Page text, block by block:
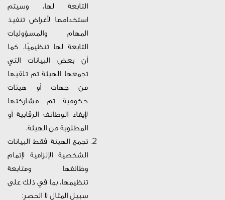
التابعة لها، وسيتم
استخدامها لأغراض تنفيذ
المهام والمسؤوليات
التابعة لها تنظيميًا، كما
أن بعض البيانات التي
تجمعها الهيئة تم تلقيها
من جهات أو هيئات
حكومية تم مشاركتها
لإيفاء الوظائف الرقابية أو
المطلوبة من الهيئة.
تجمع الهيئة فقط البيانات
الشخصية الإلزامية لإتمام
وظائفها ومتابعة
تنظيمها، بما في ذلك على
سبيل المثال لا الحصر: